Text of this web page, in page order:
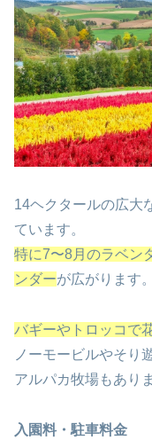
14ヘクタールの広大
ています。
特に7〜8月のラベン
ンダーが広がります。
バギーやトロッコで
ノーモービルやそり
アルパカ牧場もあり
入園料・駐車料金